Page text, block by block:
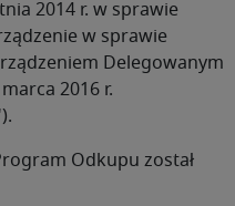
2014 r. w sprawie
w sprawie
Delegowanym
2016 r.
Odkupu został